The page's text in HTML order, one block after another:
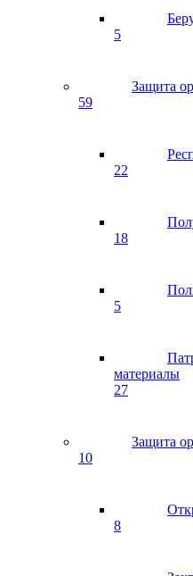
5
Защита
59
22
18
5
материалы
27
Защита
10
8